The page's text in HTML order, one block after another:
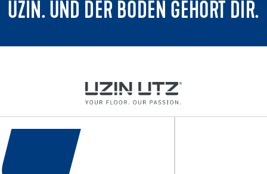
UZIN. UND DER BODEN GEHÖRT DIR.